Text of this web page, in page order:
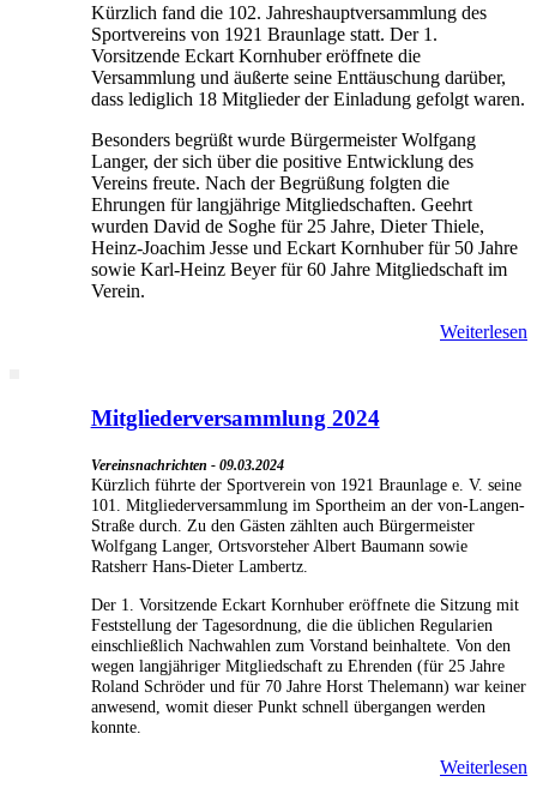
Kürzlich fand die 102. Jahreshauptversammlung des
Sportvereins von 1921 Braunlage statt. Der 1.
Vorsitzende Eckart Kornhuber eröffnete die
Versammlung und äußerte seine Enttäuschung darüber,
dass lediglich 18 Mitglieder der Einladung gefolgt waren.
Besonders begrüßt wurde Bürgermeister Wolfgang
Langer, der sich über die positive Entwicklung des
Vereins freute. Nach der Begrüßung folgten die
Ehrungen für langjährige Mitgliedschaften. Geehrt
wurden David de Soghe für 25 Jahre, Dieter Thiele,
Heinz-Joachim Jesse und Eckart Kornhuber für 50 Jahre
sowie Karl-Heinz Beyer für 60 Jahre Mitgliedschaft im
Verein.
Weiterlesen
Mitgliederversammlung 2024
Vereinsnachrichten - 09.03.2024
Kürzlich führte der Sportverein von 1921 Braunlage e. V. seine
101. Mitgliederversammlung im Sportheim an der von-Langen-
Straße durch. Zu den Gästen zählten auch Bürgermeister
Wolfgang Langer, Ortsvorsteher Albert Baumann sowie
Ratsherr Hans-Dieter Lambertz.
Der 1. Vorsitzende Eckart Kornhuber eröffnete die Sitzung mit
Feststellung der Tagesordnung, die die üblichen Regularien
einschließlich Nachwahlen zum Vorstand beinhaltete. Von den
wegen langjähriger Mitgliedschaft zu Ehrenden (für 25 Jahre
Roland Schröder und für 70 Jahre Horst Thelemann) war keiner
anwesend, womit dieser Punkt schnell übergangen werden
konnte.
Weiterlesen